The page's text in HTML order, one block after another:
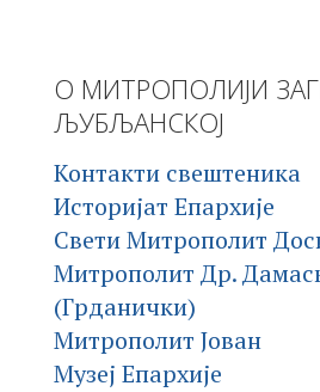
О МИТРОПОЛИЈИ
ЉУБЉАНСКОЈ
Контакти свештеника
Историјат Епархије
Свети Митрополит
Митрополит Др.
(Грданички)
Митрополит Јован
Музеј Епархије